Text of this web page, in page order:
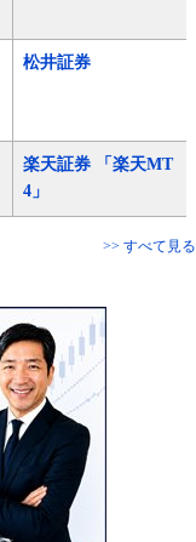
松井証券
楽天証券 「楽天MT
4」
>> すべて見る